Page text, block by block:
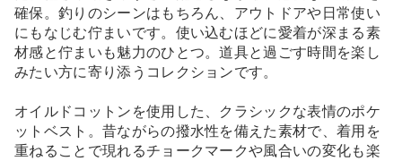
確保。釣りのシーンはもちろん、アウトドアや日常使い
にもなじむ佇まいです。使い込むほどに愛着が深まる素
材感と佇まいも魅力のひとつ。道具と過ごす時間を楽し
みたい方に寄り添うコレクションです。
オイルドコットンを使用した、クラシックな表情のポケ
ットベスト。昔ながらの撥水性を備えた素材で、着用を
重ねることで現れるチョークマークや風合いの変化も楽